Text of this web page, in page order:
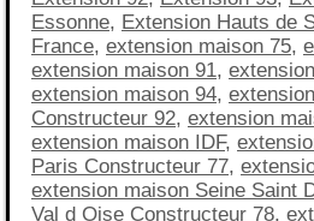
Essonne, Extension Hauts de
France, extension maison 75,
extension maison 91,
extension maison 94,
Constructeur 92, extension
extension maison IDF,
Paris Constructeur 77,
extension maison Seine Saint
Val d Oise Constructeur 78,